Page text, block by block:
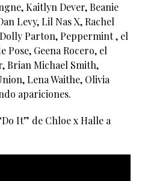
Kaitlyn Dever, Beanie
Levy, Lil Nas X, Rachel
Parton, Peppermint , el
Geena Rocero, el
Brian Michael Smith,
Lena Waithe, Olivia
apariciones.
It” de Chloe x Halle a